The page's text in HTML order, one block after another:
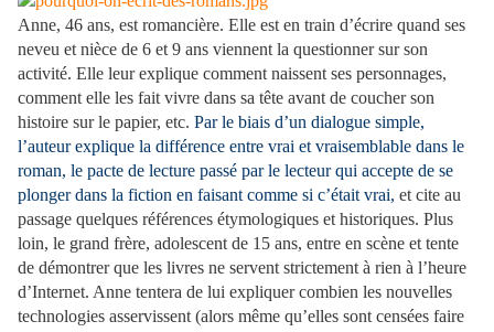
Anne, 46 ans, est romancière. Elle est en train d’écrire quand ses
neveu et nièce de 6 et 9 ans viennent la questionner sur son
activité. Elle leur explique comment naissent ses personnages,
comment elle les fait vivre dans sa tête avant de coucher son
histoire sur le papier, etc. Par le biais d’un dialogue simple,
l’auteur explique la différence entre vrai et vraisemblable dans le
roman, le pacte de lecture passé par le lecteur qui accepte de se
plonger dans la fiction en faisant comme si c’était vrai, et cite au
passage quelques références étymologiques et historiques. Plus
loin, le grand frère, adolescent de 15 ans, entre en scène et tente
de démontrer que les livres ne servent strictement à rien à l’heure
d’Internet. Anne tentera de lui expliquer combien les nouvelles
technologies asservissent (alors même qu’elles sont censées faire